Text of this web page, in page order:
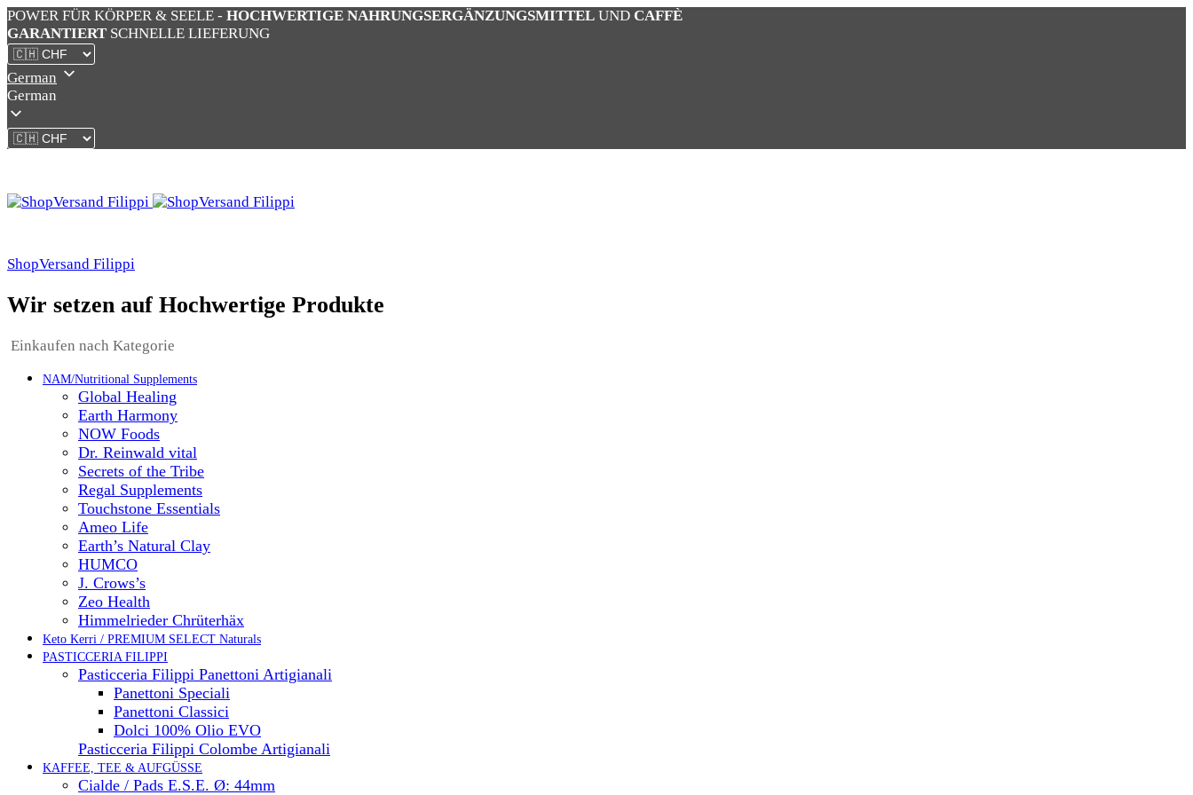
POWER FÜR KÖRPER & SEELE - HOCHWERTIGE NAHRUNGSERGÄNZUNGSMITTEL UND CAFFÈ
GARANTIERT SCHNELLE LIEFERUNG
German
German
ShopVersand Filippi
Wir setzen auf Hochwertige Produkte
Einkaufen nach Kategorie
NAM/Nutritional Supplements
Global Healing
Earth Harmony
NOW Foods
Dr. Reinwald vital
Secrets of the Tribe
Regal Supplements
Touchstone Essentials
Ameo Life
Earth’s Natural Clay
HUMCO
J. Crows’s
Zeo Health
Himmelrieder Chrüterhäx
Keto Kerri / PREMIUM SELECT Naturals
PASTICCERIA FILIPPI
Pasticceria Filippi Panettoni Artigianali
Panettoni Speciali
Panettoni Classici
Dolci 100% Olio EVO
Pasticceria Filippi Colombe Artigianali
KAFFEE, TEE & AUFGÜSSE
Cialde / Pads E.S.E. Ø: 44mm